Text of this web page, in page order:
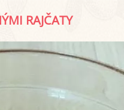
RAJČATY